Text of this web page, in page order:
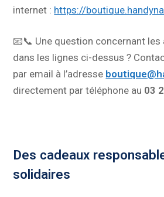
internet : https://
📧📞 Une question concernant
dans les lignes ci-dessus ?
par email à l’adresse
directement par téléphone au 03
Des cadeaux
solidaires